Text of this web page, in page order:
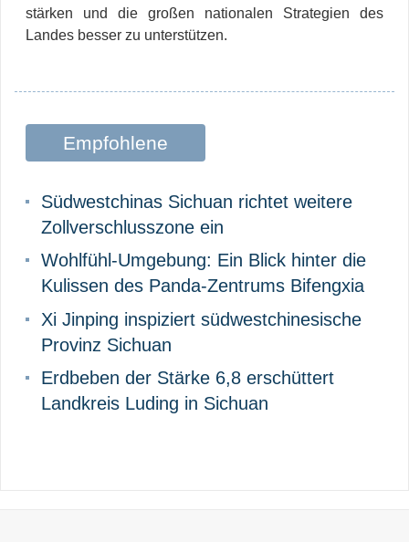
stärken und die großen nationalen Strategien des
Landes besser zu unterstützen.
Empfohlene
Südwestchinas Sichuan richtet weitere
Zollverschlusszone ein
Wohlfühl-Umgebung: Ein Blick hinter die
Kulissen des Panda-Zentrums Bifengxia
Xi Jinping inspiziert südwestchinesische
Provinz Sichuan
Erdbeben der Stärke 6,8 erschüttert
Landkreis Luding in Sichuan